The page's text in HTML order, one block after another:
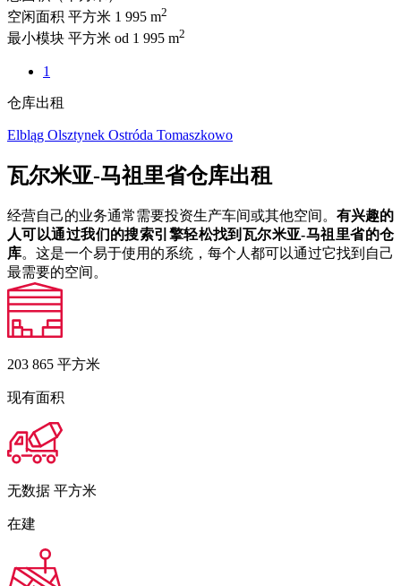
空闲面积 平方米 1 995 m2
最小模块 平方米 od 1 995 m2
1
仓库出租
Elbląg Olsztynek Ostróda Tomaszkowo
瓦尔米亚-马祖里省仓库出租
经营自己的业务通常需要投资生产车间或其他空间。 有兴趣的
人可以通过我们的搜索引擎轻松找到瓦尔米亚-马祖里省的仓
库。这是一个易于使用的系统，每个人都可以通过它找到自己
最需要的空间。
203 865 平方米
现有面积
无数据 平方米
在建